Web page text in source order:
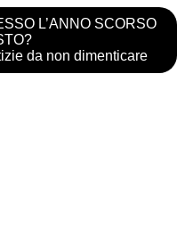
L’ANNO SCORSO
da non dimenticare